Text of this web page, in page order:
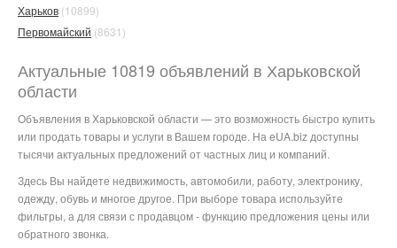
Харьков (10899)
Первомайский (8631)
Актуальные 10819 объявлений в Харьковской
области
Объявления в Харьковской области — это возможность быстро купить
или продать товары и услуги в Вашем городе. На eUA.biz доступны
тысячи актуальных предложений от частных лиц и компаний.
Здесь Вы найдете недвижимость, автомобили, работу, электронику,
одежду, обувь и многое другое. При выборе товара используйте
фильтры, а для связи с продавцом - функцию предложения цены или
обратного звонка.